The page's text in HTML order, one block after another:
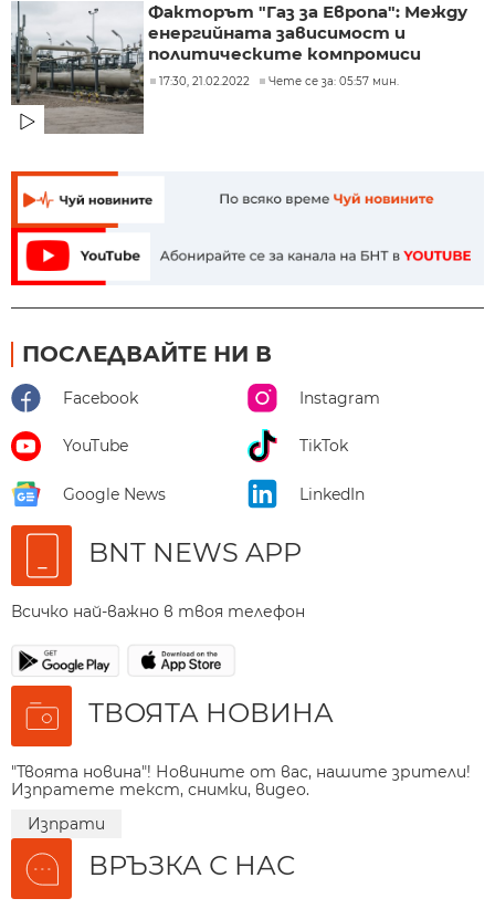
Факторът "Газ за Европа": Между
енергийната зависимост и
политическите компромиси
17:30, 21.02.2022 Чете се за: 05:57 мин.
ПОСЛЕДВАЙТЕ НИ В
Facebook Instagram
YouTube TikTok
Google News LinkedIn
BNT NEWS APP
Всичко най-важно в твоя телефон
ТВОЯТА НОВИНА
"Твоята новина"! Новините от вас, нашите зрители!
Изпратете текст, снимки, видео.
Изпрати
ВРЪЗКА С НАС